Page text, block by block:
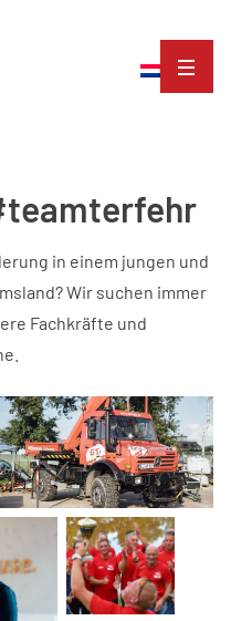
in einem jungen und
Wir suchen immer
Fachkräfte und